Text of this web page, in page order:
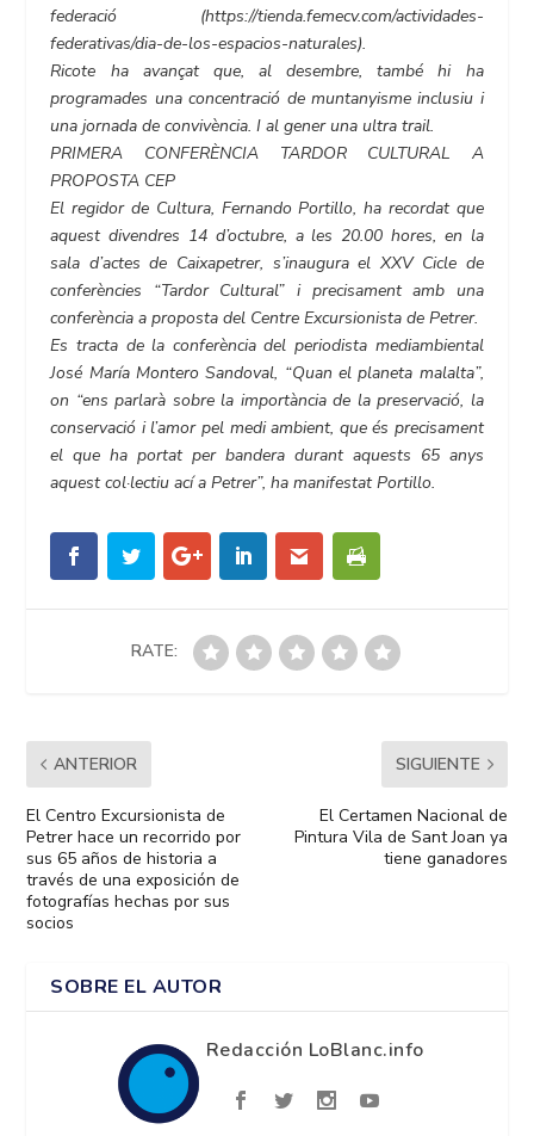
federació (https://tienda.femecv.com/actividades-
federativas/dia-de-los-espacios-naturales).
Ricote ha avançat que, al desembre, també hi ha
programades una concentració de muntanyisme inclusiu i
una jornada de convivència. I al gener una ultra trail.
PRIMERA CONFERÈNCIA TARDOR CULTURAL A
PROPOSTA CEP
El regidor de Cultura, Fernando Portillo, ha recordat que
aquest divendres 14 d’octubre, a les 20.00 hores, en la
sala d’actes de Caixapetrer, s’inaugura el XXV Cicle de
conferències “Tardor Cultural” i precisament amb una
conferència a proposta del Centre Excursionista de Petrer.
Es tracta de la conferència del periodista mediambiental
José María Montero Sandoval, “Quan el planeta malalta”,
on “ens parlarà sobre la importància de la preservació, la
conservació i l’amor pel medi ambient, que és precisament
el que ha portat per bandera durant aquests 65 anys
aquest col·lectiu ací a Petrer”, ha manifestat Portillo.
RATE:
ANTERIOR
El Centro Excursionista de
Petrer hace un recorrido por
sus 65 años de historia a
través de una exposición de
fotografías hechas por sus
socios
SIGUIENTE
El Certamen Nacional de
Pintura Vila de Sant Joan ya
tiene ganadores
SOBRE EL AUTOR
Redacción LoBlanc.info